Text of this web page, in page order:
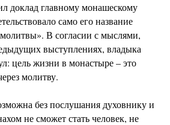
доклад главному монашескому
само его название
В согласии с мыслями,
выступлениях, владыка
цель жизни в монастыре – это
молитву.
без послушания духовнику и
не сможет стать человек, не